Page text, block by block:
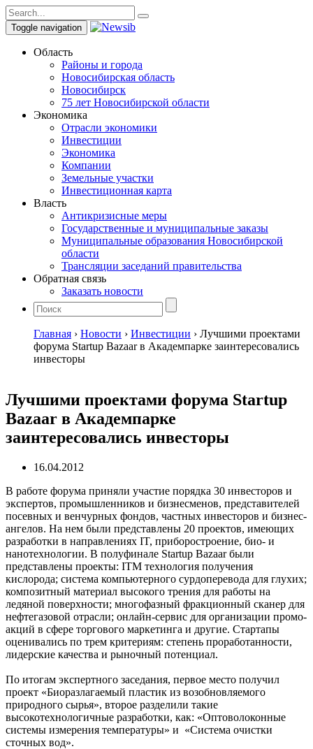
Toggle navigation
Область
Районы и города
Новосибирская область
Новосибирск
75 лет Новосибирской области
Экономика
Отрасли экономики
Инвестиции
Экономика
Компании
Земельные участки
Инвестиционная карта
Власть
Антикризисные меры
Государственные и муниципальные заказы
Муниципальные образования Новосибирской
области
Трансляции заседаний правительства
Обратная связь
Заказать новости
Главная › Новости › Инвестиции › Лучшими проектами
форума Startup Bazaar в Академпарке заинтересовались
инвесторы
Лучшими проектами форума Startup
Bazaar в Академпарке
заинтересовались инвесторы
16.04.2012
В работе форума приняли участие порядка 30 инвесторов и
экспертов, промышленников и бизнесменов, представителей
посевных и венчурных фондов, частных инвесторов и бизнес-
ангелов. На нем были представлены 20 проектов, имеющих
разработки в направлениях IT, приборостроение, био- и
нанотехнологии. В полуфинале Startup Bazaar были
представлены проекты: ITM технология получения
кислорода; система компьютерного сурдоперевода для глухих;
композитный материал высокого трения для работы на
ледяной поверхности; многофазный фракционный сканер для
нефтегазовой отрасли; онлайн-сервис для организации промо-
акций в сфере торгового маркетинга и другие. Стартапы
оценивались по трем критериям: степень проработанности,
лидерские качества и рыночный потенциал.
По итогам экспертного заседания, первое место получил
проект «Биоразлагаемый пластик из возобновляемого
природного сырья», второе разделили такие
высокотехнологичные разработки, как: «Оптоволоконные
системы измерения температуры» и «Система очистки
сточных вод».